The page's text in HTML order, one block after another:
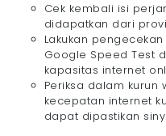
Cek kembali isi
didapatkan dari
Lakukan
Google Speed Test
kapasitas internet
Periksa dalam kurun
kecepatan internet
dapat dipastikan